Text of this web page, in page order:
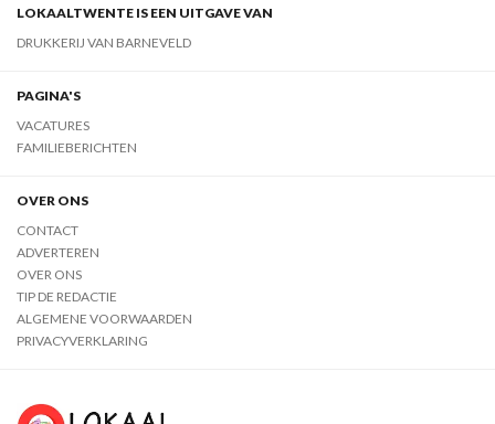
LOKAALTWENTE IS EEN UITGAVE VAN
DRUKKERIJ VAN BARNEVELD
PAGINA'S
VACATURES
FAMILIEBERICHTEN
OVER ONS
CONTACT
ADVERTEREN
OVER ONS
TIP DE REDACTIE
ALGEMENE VOORWAARDEN
PRIVACYVERKLARING